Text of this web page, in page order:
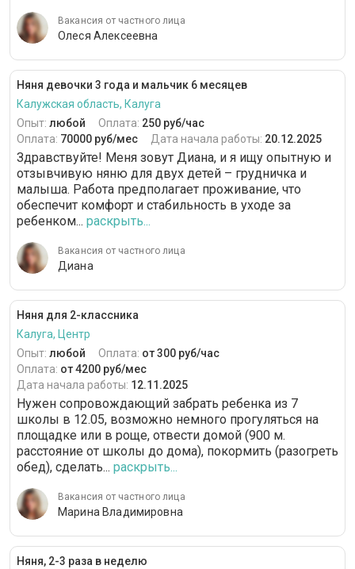
Вакансия от частного лица
Олеся Алексеевна
Няня девочки 3 года и мальчик 6 месяцев
Калужская область, Калуга
Опыт: любой Оплата: 250 руб/час
Оплата: 70000 руб/мес Дата начала работы: 20.12.2025
Здравствуйте! Меня зовут Диана, и я ищу опытную и
отзывчивую няню для двух детей – грудничка и
малыша. Работа предполагает проживание, что
обеспечит комфорт и стабильность в уходе за
ребенком... раскрыть...
Вакансия от частного лица
Диана
Няня для 2-классника
Калуга, Центр
Опыт: любой Оплата: от 300 руб/час
Оплата: от 4200 руб/мес
Дата начала работы: 12.11.2025
Нужен сопровождающий забрать ребенка из 7
школы в 12.05, возможно немного прогуляться на
площадке или в роще, отвести домой (900 м.
расстояние от школы до дома), покормить (разогреть
обед), сделать... раскрыть...
Вакансия от частного лица
Марина Владимировна
Няня, 2-3 раза в неделю